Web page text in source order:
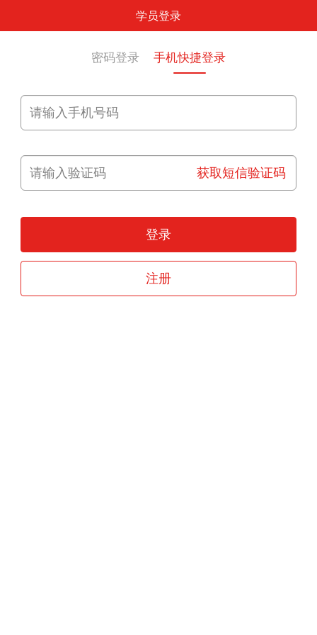
学员登录
密码登录 手机快捷登录
获取短信验证码
登录
注册